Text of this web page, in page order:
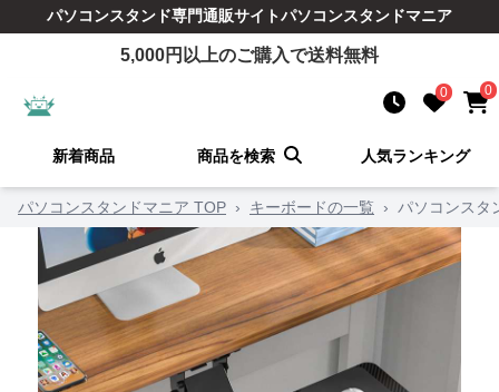
パソコンスタンド専門通販サイトパソコンスタンドマニア
5,000円以上のご購入で送料無料
0 0
新着商品 商品を検索 人気ランキング
パソコンスタンドマニア TOP › キーボードの一覧 › パソコンスタ